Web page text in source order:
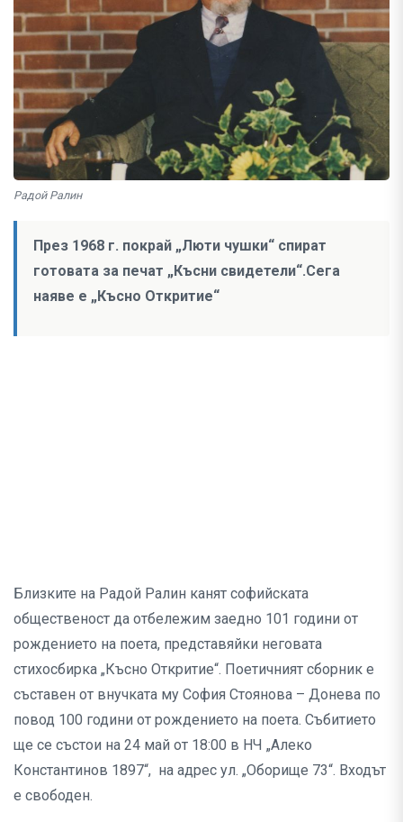
Радой Ралин
През 1968 г. покрай „Люти чушки“ спират
готовата за печат „Късни свидетели“.Сега
наяве е „Късно Откритие“
Близките на Радой Ралин канят софийската
общественост да отбележим заедно 101 години от
рождението на поета, представяйки неговата
стихосбирка „Късно Откритие“. Поетичният сборник е
съставен от внучката му София Стоянова – Донева по
повод 100 години от рождението на поета. Събитието
ще се състои на 24 май от 18:00 в НЧ „Алеко
Константинов 1897“, на адрес ул. „Оборище 73“. Входът
е свободен.